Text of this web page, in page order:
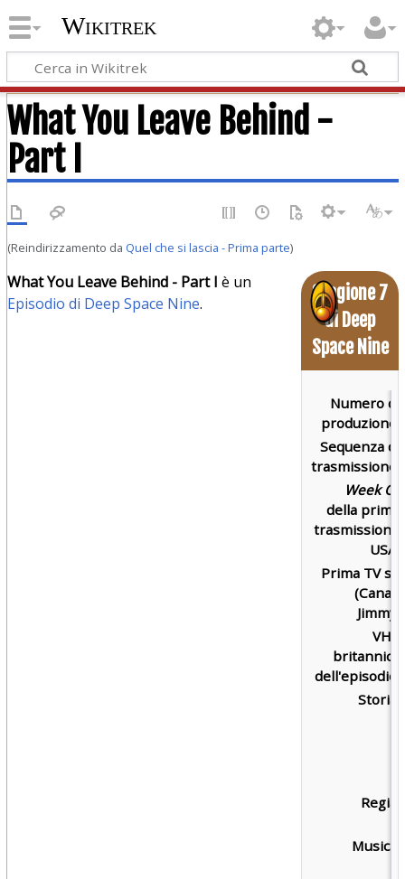
Wikitrek
What You Leave Behind -
Part I
(Reindirizzamento da Quel che si lascia - Prima parte)
Stagione 7
di Deep
Space Nine
Numero di
produzione:
Sequenza di
trasmissione:
Week Of
della prima
trasmissione
USA:
Prima TV su
(Canal)
Jimmy:
VHS
britannica
dell'episodio:
Storia:
Regia:
Musica:
What You Leave Behind - Part I è un
Episodio di Deep Space Nine.